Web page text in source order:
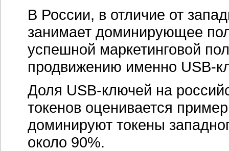
В России, в отличие от
занимает доминирующее
успешной маркетинговой
продвижению именно USB-
Доля USB-ключей на
токенов оценивается
доминируют токены
около 90%.